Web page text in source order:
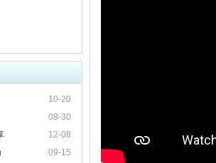
10-20
08-30
12-08
09-15